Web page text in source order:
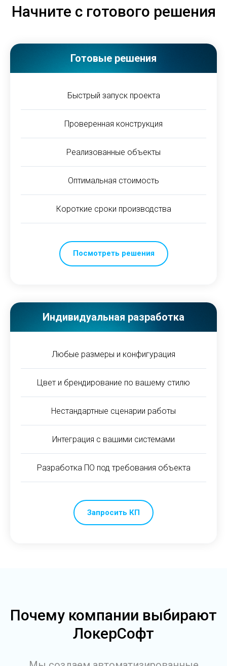
Начните с готового решения
Готовые решения
Быстрый запуск проекта
Проверенная конструкция
Реализованные объекты
Оптимальная стоимость
Короткие сроки производства
Посмотреть решения
Индивидуальная разработка
Любые размеры и конфигурация
Цвет и брендирование по вашему стилю
Нестандартные сценарии работы
Интеграция с вашими системами
Разработка ПО под требования объекта
Запросить КП
Почему компании выбирают
ЛокерСофт